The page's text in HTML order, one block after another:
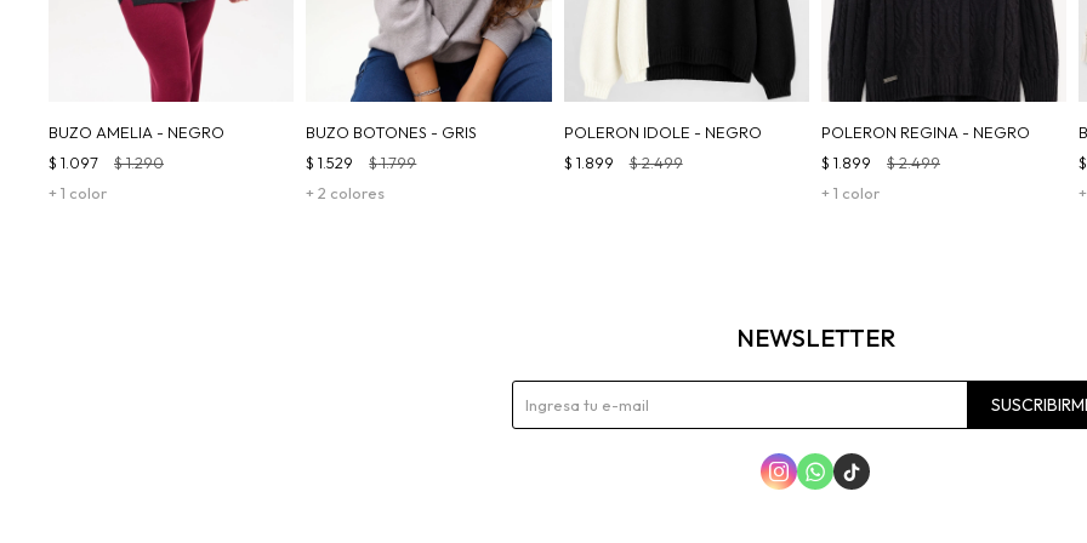
BUZO AMELIA - NEGRO
+ 1 color
$ 1.097 $1.290
BUZO BOTONES - GRIS
+ 2 colores
$ 1.529 $1.799
POLERON IDOLE - NEGRO
$ 1.899 $2.499
POLERON REGINA - NEGRO
+ 1 color
$ 1.899 $2.499 $
NEWSLETTER
  